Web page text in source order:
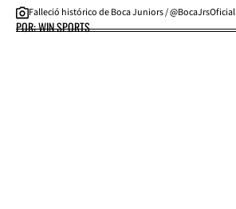
Falleció histórico de Boca Juniors / @BocaJrsOficial
POR: WIN SPORTS